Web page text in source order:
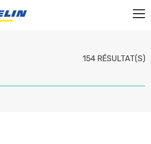
154 RÉSULTAT(S)